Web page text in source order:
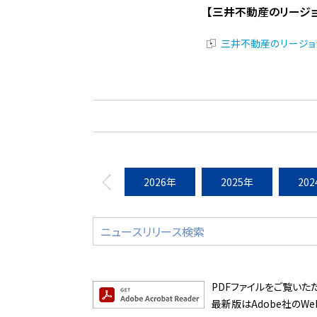
【三井不動産のリージ
三井不動産のリージ
2026年 2025年
PDFファイルをご覧い
最新版はAdobe社のWeb